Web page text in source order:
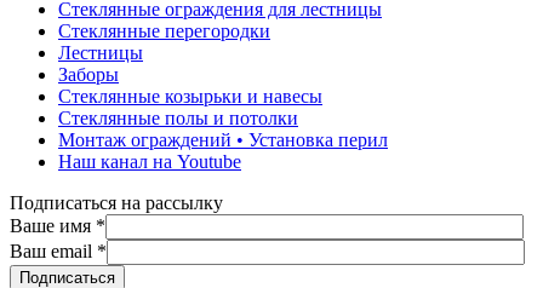
Стеклянные ограждения для лестницы
Стеклянные перегородки
Лестницы
Заборы
Стеклянные козырьки и навесы
Стеклянные полы и потолки
Монтаж ограждений • Установка перил
Наш канал на Youtube
Подписаться на рассылку
Ваше имя *
Ваш email *